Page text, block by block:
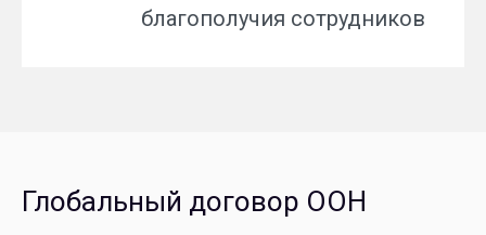
благополучия сотрудников
Глобальный договор ООН